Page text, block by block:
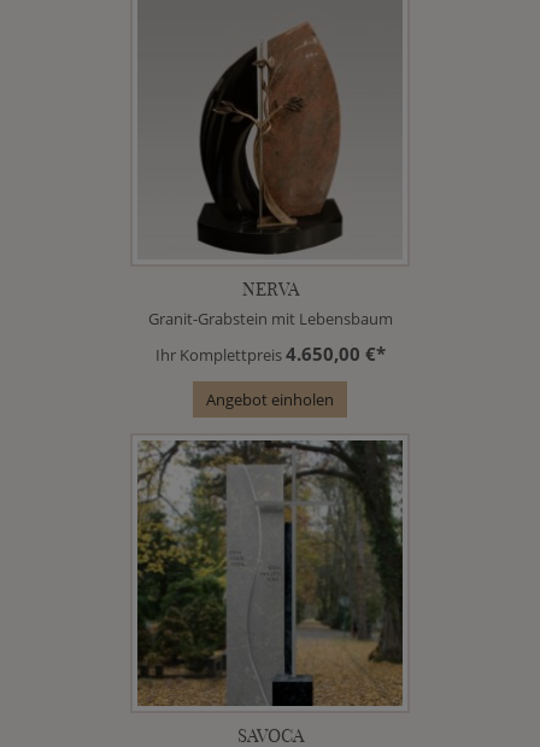
NERVA
Granit-Grabstein mit Lebensbaum
Ihr Komplettpreis4.650,00 €*
Angebot einholen
SAVOCA